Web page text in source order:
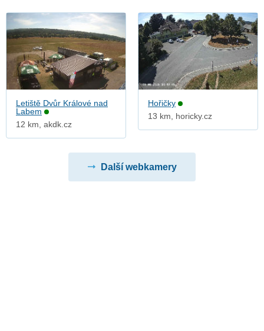
Letiště Dvůr Králové nad
Labem
12 km, akdk.cz
Hořičky
13 km, horicky.cz
Další webkamery